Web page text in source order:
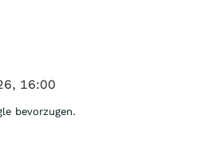
16:00
bevorzugen.